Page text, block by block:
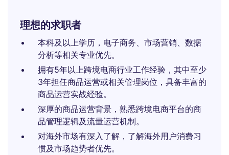
理想的求职者
本科及以上学历，电子商务、市场营销、数据
分析等相关专业优先。
拥有5年以上跨境电商行业工作经验，其中至少
3年担任商品运营或相关管理岗位，具备丰富的
商品运营实战经验。
深厚的商品运营背景，熟悉跨境电商平台的商
品管理逻辑及流量运营机制。
对海外市场有深入了解，了解海外用户消费习
惯及市场趋势者优先。